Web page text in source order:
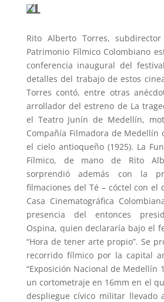
Rito Alberto Torres,
Patrimonio Fílmico Colombiano
conferencia inaugural del
detalles del trabajo de estos
Torres contó, entre otras
arrollador del estreno de La
el Teatro Junín de Medellín,
Compañía Filmadora de Medellín
el cielo antioqueño (1925). La
Fílmico, de mano de Rito
sorprendió además con la
filmaciones del Té – cóctel con el
Casa Cinematográfica
presencia del entonces
Ospina, quien declararía bajo el
“Hora de tener arte propio”. Se
recorrido fílmico por la capital
“Exposición Nacional de Medellín
un cortometraje en 16mm en el
despliegue cívico militar llevado